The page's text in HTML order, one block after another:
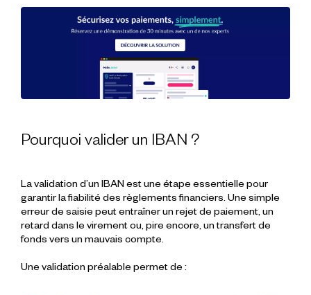
Pourquoi valider un IBAN ?
La validation d’un IBAN est une étape essentielle pour
garantir la fiabilité des règlements financiers. Une simple
erreur de saisie peut entraîner un rejet de paiement, un
retard dans le virement ou, pire encore, un transfert de
fonds vers un mauvais compte.
Une validation préalable permet de :